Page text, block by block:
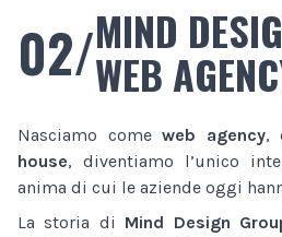
02/MIND
WEB
Nasciamo come web agency,
house, diventiamo l’unico
anima di cui le aziende oggi
La storia di Mind Design